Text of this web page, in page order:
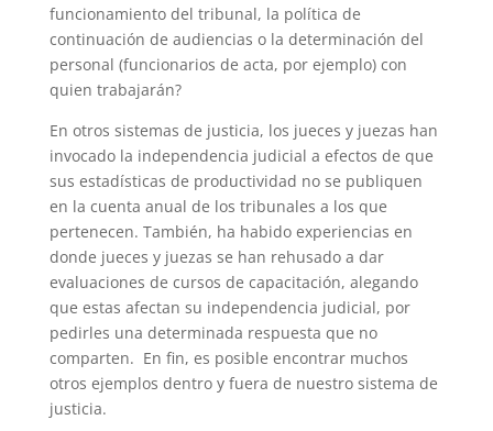
funcionamiento del tribunal, la política de
continuación de audiencias o la determinación del
personal (funcionarios de acta, por ejemplo) con
quien trabajarán?
En otros sistemas de justicia, los jueces y juezas han
invocado la independencia judicial a efectos de que
sus estadísticas de productividad no se publiquen
en la cuenta anual de los tribunales a los que
pertenecen. También, ha habido experiencias en
donde jueces y juezas se han rehusado a dar
evaluaciones de cursos de capacitación, alegando
que estas afectan su independencia judicial, por
pedirles una determinada respuesta que no
comparten. En fin, es posible encontrar muchos
otros ejemplos dentro y fuera de nuestro sistema de
justicia.